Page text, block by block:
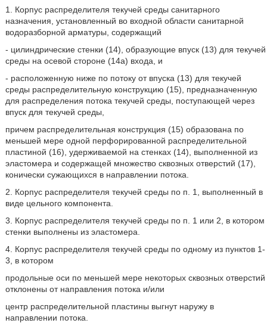
1. Корпус распределителя текучей среды санитарного
назначения, установленный во входной области санитарной
водоразборной арматуры, содержащий
- цилиндрические стенки (14), образующие впуск (13) для текучей
среды на осевой стороне (14а) входа, и
- расположенную ниже по потоку от впуска (13) для текучей
среды распределительную конструкцию (15), предназначенную
для распределения потока текучей среды, поступающей через
впуск для текучей среды,
причем распределительная конструкция (15) образована по
меньшей мере одной перфорированной распределительной
пластиной (16), удерживаемой на стенках (14), выполненной из
эластомера и содержащей множество сквозных отверстий (17),
конически сужающихся в направлении потока.
2. Корпус распределителя текучей среды по п. 1, выполненный в
виде цельного компонента.
3. Корпус распределителя текучей среды по п. 1 или 2, в котором
стенки выполнены из эластомера.
4. Корпус распределителя текучей среды по одному из пунктов 1-
3, в котором
продольные оси по меньшей мере некоторых сквозных отверстий
отклонены от направления потока и/или
центр распределительной пластины выгнут наружу в
направлении потока.